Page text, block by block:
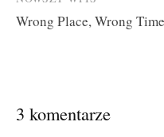
Wrong Place, Wrong
3 komentarze